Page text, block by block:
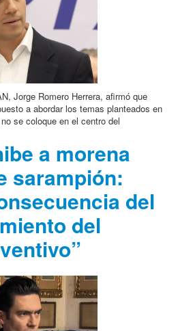
Jorge Romero Herrera, afirmó que
a abordar los temas planteados en
se coloque en el centro del
a morena
sarampión:
del
del